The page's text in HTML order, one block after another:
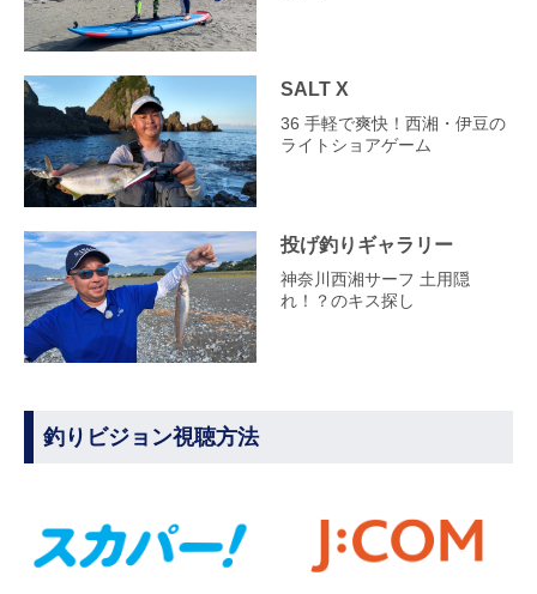
SALT X
36 手軽で爽快！西湘・伊豆の
ライトショアゲーム
投げ釣りギャラリー
神奈川西湘サーフ 土用隠
れ！？のキス探し
釣りビジョン視聴方法